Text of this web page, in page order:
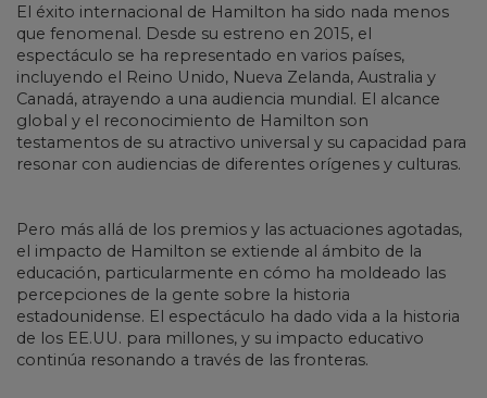
El éxito internacional de Hamilton ha sido nada menos
que fenomenal. Desde su estreno en 2015, el
espectáculo se ha representado en varios países,
incluyendo el Reino Unido, Nueva Zelanda, Australia y
Canadá, atrayendo a una audiencia mundial. El alcance
global y el reconocimiento de Hamilton son
testamentos de su atractivo universal y su capacidad para
resonar con audiencias de diferentes orígenes y culturas.
Pero más allá de los premios y las actuaciones agotadas,
el impacto de Hamilton se extiende al ámbito de la
educación, particularmente en cómo ha moldeado las
percepciones de la gente sobre la historia
estadounidense. El espectáculo ha dado vida a la historia
de los EE.UU. para millones, y su impacto educativo
continúa resonando a través de las fronteras.